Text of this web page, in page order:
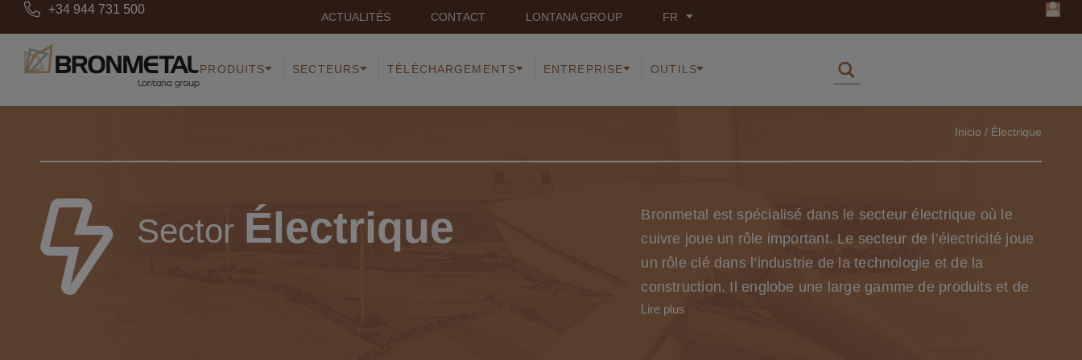
+34 944 731 500
ACTUALITÉS CONTACT LONTANA GROUP FR
PRODUITS SECTEURS TÉLÉCHARGEMENTS ENTREPRISE OUTILS
Inicio / Électrique
Sector Électrique
Bronmetal est spécialisé dans le secteur électrique où le
cuivre joue un rôle important. Le secteur de l’électricité joue
un rôle clé dans l’industrie de la technologie et de la
construction. Il englobe une large gamme de produits et de
systèmes conçus pour la production, la transmission et
Lire plus